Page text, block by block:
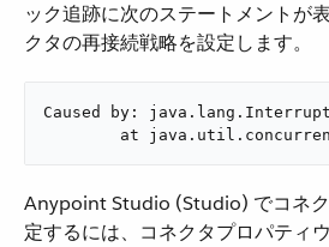
ック追跡に次のステートメントが
クタの再接続戦略を設定します。
Caused by:
at
Anypoint Studio (Studio) でコネ
定するには、コネクタプロパティ